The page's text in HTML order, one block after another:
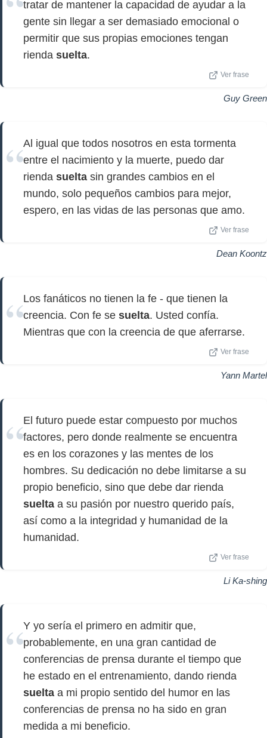
tratar de mantener la capacidad de ayudar a la
gente sin llegar a ser demasiado emocional o
permitir que sus propias emociones tengan
rienda suelta.
Ver frase
Guy Green
Al igual que todos nosotros en esta tormenta
entre el nacimiento y la muerte, puedo dar
rienda suelta sin grandes cambios en el
mundo, solo pequeños cambios para mejor,
espero, en las vidas de las personas que amo.
Ver frase
Dean Koontz
Los fanáticos no tienen la fe - que tienen la
creencia. Con fe se suelta. Usted confía.
Mientras que con la creencia de que aferrarse.
Ver frase
Yann Martel
El futuro puede estar compuesto por muchos
factores, pero donde realmente se encuentra
es en los corazones y las mentes de los
hombres. Su dedicación no debe limitarse a su
propio beneficio, sino que debe dar rienda
suelta a su pasión por nuestro querido país,
así como a la integridad y humanidad de la
humanidad.
Ver frase
Li Ka-shing
Y yo sería el primero en admitir que,
probablemente, en una gran cantidad de
conferencias de prensa durante el tiempo que
he estado en el entrenamiento, dando rienda
suelta a mi propio sentido del humor en las
conferencias de prensa no ha sido en gran
medida a mi beneficio.